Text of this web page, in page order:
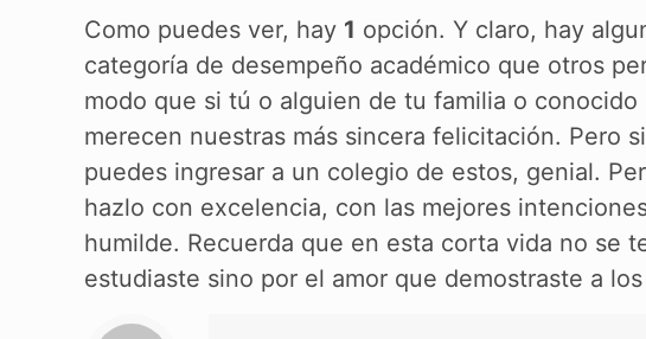
Como puedes ver, hay 1 opción. Y claro, hay
categoría de desempeño académico que otros
modo que si tú o alguien de tu familia o
merecen nuestras más sincera felicitación. Pero
puedes ingresar a un colegio de estos, genial.
hazlo con excelencia, con las mejores
humilde. Recuerda que en esta corta vida no se
estudiaste sino por el amor que demostraste a los